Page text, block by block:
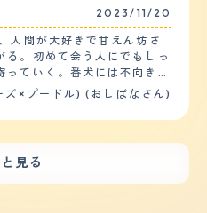
きます。 毛のボリュ
ないので服も映えます。季節
とができるので楽しいで
ので留守番
まいました。ドッグトレーナ
グをすると改善し、１歳過ぎ
ではどこに連れて行くにして
やすさ】 子
を作りトレーニングするべ
終わっていなくても、抱っこ
デビューが大変楽になりま
的な「お座り・待て・伏せ」
っているので物覚えは良いと
ずらや問題行動に使われない
欲しい時は落ち着きはあり
骨のガムを渡すと集中して大
こをしようとします。人を
ち着きがなくなります。
迎えをした当日からトイレ
くようにしています。1回の
2023/11/20
人間が大好きで甘えん坊さ
る。初めて会う人にでもしっ
ていく。番犬には不向き。
、おいで、待て、ハウスなど
と、トイレトレーニングをす
ブラッシングの必要な犬種な
対しては、自分より大きい
って逃げてしまう。 子供の
ズ×プードル) (おしばなさん)
見る